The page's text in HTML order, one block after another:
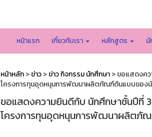
หน้าแรก เกี่ยวกับเรา หลักสูตร
หน้าหลัก>ข่าว>ข่าว กิจกรรม นักศึกษา> ขอแสดงคว
โครงการทุนอุดหนุนการพัฒนาผลิตภัณฑ์ต้นแบบของนั
ขอแสดงความยินดีกับ นักศึกษาชั้นปีที่
โครงการทุนอุดหนุนการพัฒนาผลิตภั